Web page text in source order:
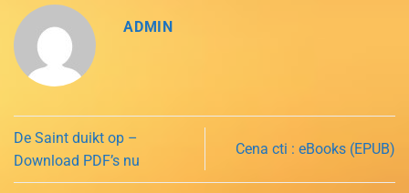
ADMIN
De Saint duikt op –
Download PDF’s nu
Cena cti : eBooks (EPUB)